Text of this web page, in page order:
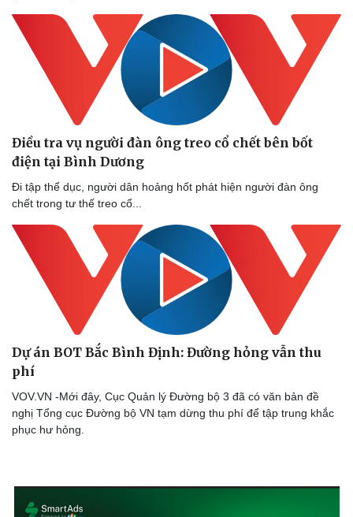
eSports
Hậu trường
Điều tra vụ người đàn ông treo cổ chết bên bốt
điện tại Bình Dương
Đi tập thể dục, người dân hoảng hốt phát hiện người đàn ông
chết trong tư thế treo cổ...
Dự án BOT Bắc Bình Định: Đường hỏng vẫn thu
phí
VOV.VN -Mới đây, Cục Quản lý Đường bộ 3 đã có văn bản đề
nghị Tổng cục Đường bộ VN tạm dừng thu phí để tập trung khắc
phục hư hỏng.